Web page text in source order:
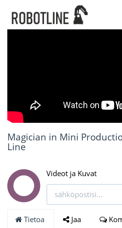
Magician in Mini
Line
Videot ja Kuvat
Tietoa Jaa